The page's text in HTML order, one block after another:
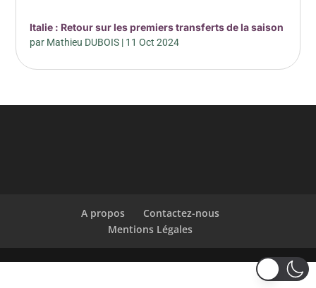
Italie : Retour sur les premiers transferts de la saison
par Mathieu DUBOIS | 11 Oct 2024
A propos
Contactez-nous
Mentions Légales